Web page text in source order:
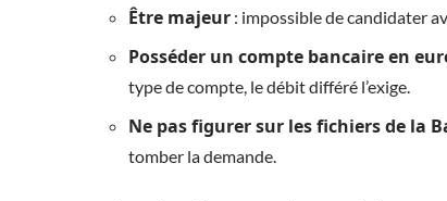
Être majeur : impossible de candidater
Posséder un compte bancaire en
type de compte, le débit différé l’exige.
Ne pas figurer sur les fichiers de la
tomber la demande.